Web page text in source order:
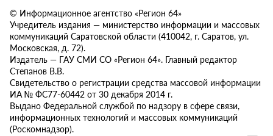
© Информационное агентство «Регион 64»
Учредитель издания — министерство информации и массовых
коммуникаций Саратовской области (410042, г. Саратов, ул.
Московская, д. 72).
Издатель — ГАУ СМИ СО «Регион 64». Главный редактор
Степанов В.В.
Свидетельство о регистрации средства массовой информации
ИА № ФС77-60442 от 30 декабря 2014 г.
Выдано Федеральной службой по надзору в сфере связи,
информационных технологий и массовых коммуникаций
(Роскомнадзор).